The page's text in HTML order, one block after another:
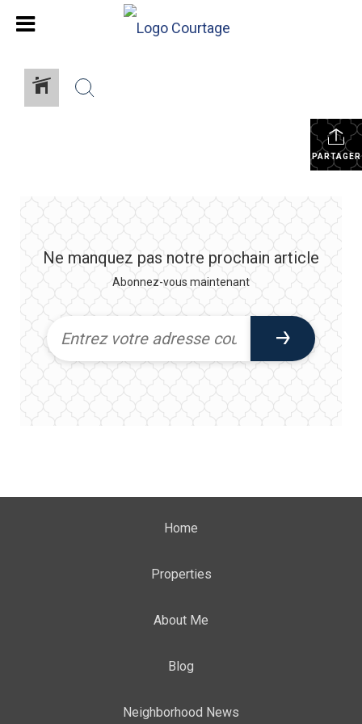
PARTAGER
Ne manquez pas notre prochain article
Abonnez-vous maintenant
Home
Properties
About Me
Blog
Neighborhood News